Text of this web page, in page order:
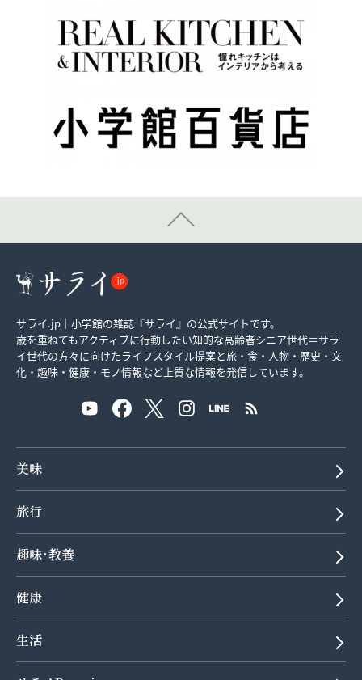
サライ.jp｜小学館の雑誌『サライ』の公式サイトです。
歳を重ねてもアクティブに行動したい知的な高齢者シニア世代＝サラ
イ世代の方々に向けたライフスタイル提案と旅・食・人物・歴史・文
化・趣味・健康・モノ情報など上質な情報を発信しています。
美味
旅行
趣味･教養
健康
生活